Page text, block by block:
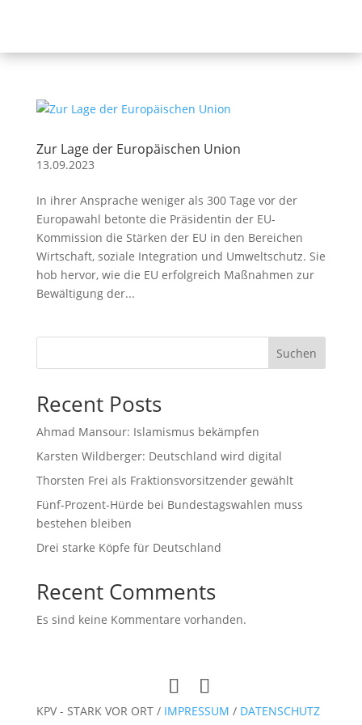
Zur Lage der Europäischen Union
13.09.2023
In ihrer Ansprache weniger als 300 Tage vor der
Europawahl betonte die Präsidentin der EU-
Kommission die Stärken der EU in den Bereichen
Wirtschaft, soziale Integration und Umweltschutz. Sie
hob hervor, wie die EU erfolgreich Maßnahmen zur
Bewältigung der...
Suchen
Recent Posts
Ahmad Mansour: Islamismus bekämpfen
Karsten Wildberger: Deutschland wird digital
Thorsten Frei als Fraktionsvorsitzender gewählt
Fünf-Prozent-Hürde bei Bundestagswahlen muss
bestehen bleiben
Drei starke Köpfe für Deutschland
Recent Comments
Es sind keine Kommentare vorhanden.
KPV - STARK VOR ORT / IMPRESSUM / DATENSCHUTZ